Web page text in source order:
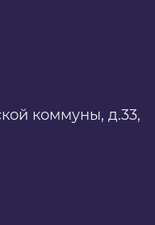
коммуны, д.33,